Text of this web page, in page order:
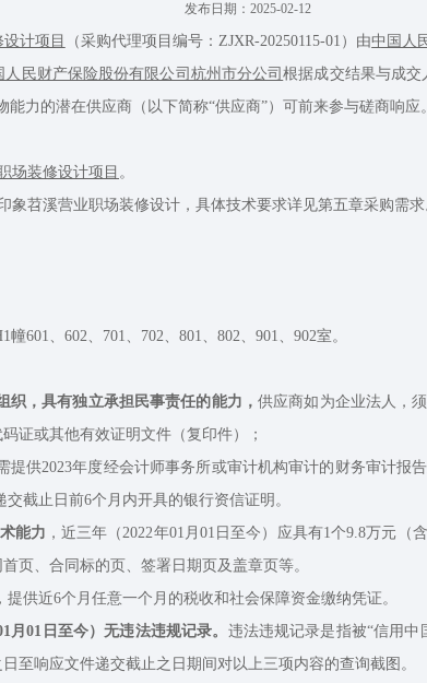
发布日期：2025-02-12
计项目 （采购代理项目编号：ZJXR-20250115-01）由中国人
人民财产保险股份有限公司杭州市分公司根据成交结果与成交
力的潜在供应商（以下简称“供应商”）可前来参与磋商响应。
场装修设计项目 。
苕溪营业职场装修设计，具体技术要求详见第五章采购需求
、602、701、702、801、802、901、902室。
，具有独立承担民事责任的能力， 供应商如为企业法人，
证或其他有效证明文件（复印件）；
提供2023年度经会计师事务所或审计机构审计的财务审计报
截止日前6个月内开具的银行资信证明。
能力 ，近三年（2022年01月01日至今）应具有1个9.8万元
页、合同标的页、签署日期页及盖章页等。
，提供近6个月任意一个月的税收和社会保障资金缴纳凭证。
01日至今）无违法违规记录。 违法违规记录是指被“信用
至响应文件递交截止之日期间对以上三项内容的查询截图。